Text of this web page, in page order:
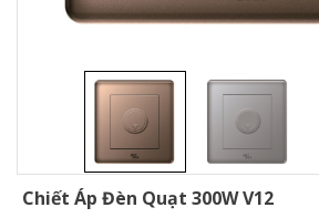
Chiết Áp Đèn Quạt 300W V12